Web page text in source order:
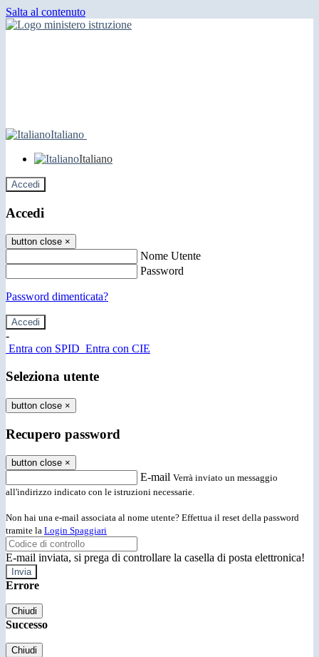
Salta al contenuto
Italiano
Italiano
Accedi
Accedi
button close ×
Nome Utente
Password
Password dimenticata?
-
Entra con SPID Entra con CIE
Seleziona utente
button close ×
Recupero password
button close ×
E-mail Verrà inviato un messaggio
all'indirizzo indicato con le istruzioni necessarie.
Non hai una e-mail associata al nome utente? Effettua il reset della password
tramite la Login Spaggiari
E-mail inviata, si prega di controllare la casella di posta elettronica!
Errore
Chiudi
Successo
Chiudi